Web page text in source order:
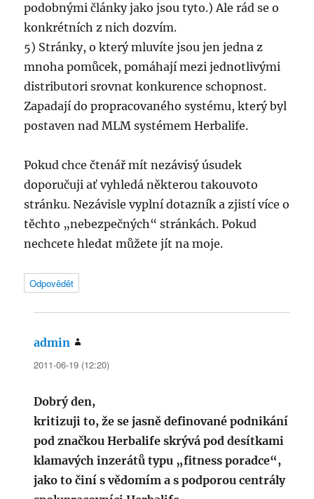
podobnými články jako jsou tyto.) Ale rád se o
konkrétních z nich dozvím.
5) Stránky, o který mluvíte jsou jen jedna z
mnoha pomůcek, pomáhají mezi jednotlivými
distributori srovnat konkurence schopnost.
Zapadají do propracovaného systému, který byl
postaven nad MLM systémem Herbalife.
Pokud chce čtenář mít nezávisý úsudek
doporučuji ať vyhledá některou takouvoto
stránku. Nezávisle vyplní dotazník a zjistí více o
těchto „nebezpečných“ stránkách. Pokud
nechcete hledat můžete jít na moje.
Odpovědět
admin
2011-06-19 (12:20)
Dobrý den,
kritizuji to, že se jasně definované podnikání
pod značkou Herbalife skrývá pod desítkami
klamavých inzerátů typu „fitness poradce“,
jako to činí s vědomím a s podporou centrály